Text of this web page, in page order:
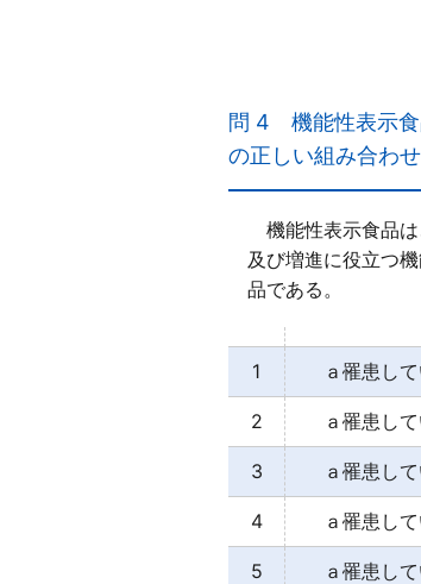
医薬品は、食品な
ｃ○
ｄ○
問 4 機能性表示
の正しい組み合わせ
機能性表示食品は
及び増進に役立つ
品である。
1 ａ罹患
2 ａ罹患し
3 ａ罹患
4 ａ罹患し
5 ａ罹患し